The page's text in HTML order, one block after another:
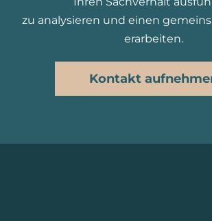
zu analysieren und einen
erarbeiten.
Kontakt